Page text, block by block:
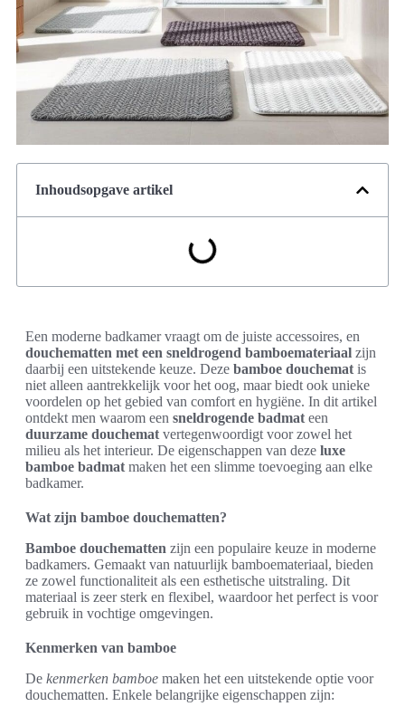
Inhoudsopgave artikel
Een moderne badkamer vraagt om de juiste accessoires, en
douchematten met een sneldrogend bamboemateriaal zijn
daarbij een uitstekende keuze. Deze bamboe douchemat is
niet alleen aantrekkelijk voor het oog, maar biedt ook unieke
voordelen op het gebied van comfort en hygiëne. In dit artikel
ontdekt men waarom een sneldrogende badmat een
duurzame douchemat vertegenwoordigt voor zowel het
milieu als het interieur. De eigenschappen van deze luxe
bamboe badmat maken het een slimme toevoeging aan elke
badkamer.
Wat zijn bamboe douchematten?
Bamboe douchematten zijn een populaire keuze in moderne
badkamers. Gemaakt van natuurlijk bamboemateriaal, bieden
ze zowel functionaliteit als een esthetische uitstraling. Dit
materiaal is zeer sterk en flexibel, waardoor het perfect is voor
gebruik in vochtige omgevingen.
Kenmerken van bamboe
De kenmerken bamboe maken het een uitstekende optie voor
douchematten. Enkele belangrijke eigenschappen zijn: